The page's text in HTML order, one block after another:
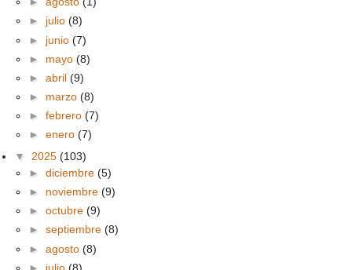
► julio (8)
► junio (7)
► mayo (8)
► abril (9)
► marzo (8)
► febrero (7)
► enero (7)
▼ 2025 (103)
► diciembre (5)
► noviembre (9)
► octubre (9)
► septiembre (8)
► agosto (8)
► julio (8)